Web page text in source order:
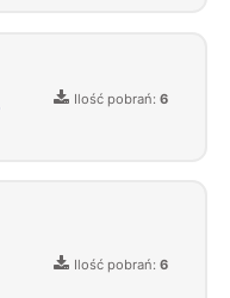
Ilość pobrań: 6
Ilość pobrań: 6